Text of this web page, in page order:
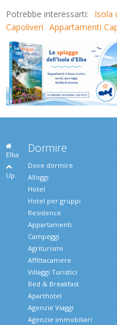
Potrebbe interessarti: Isola
Capoliveri Appartamenti
Elba
Up
Dormire
Dove dormire
Alloggi
Hotel
Hotel per gruppi
Residence
Appartamenti
Campeggi
Agriturismi
Affittacamere
Villaggi Turistici
Bed & Breakfast
Aparthotel
Agenzie Viaggi
Agenzie immobiliari